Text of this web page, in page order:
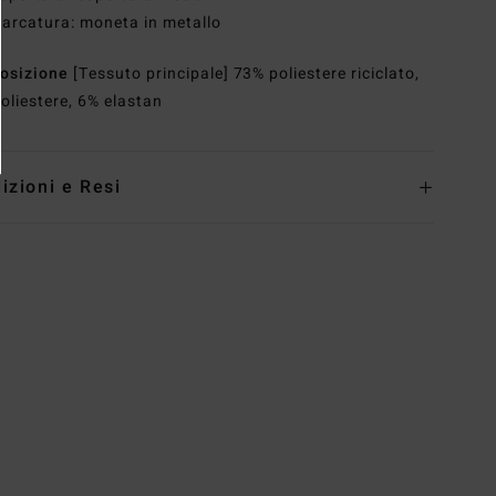
Marcatura: moneta in metallo
[Tessuto principale] 73% poliestere riciclato,
6% elastan
e Resi